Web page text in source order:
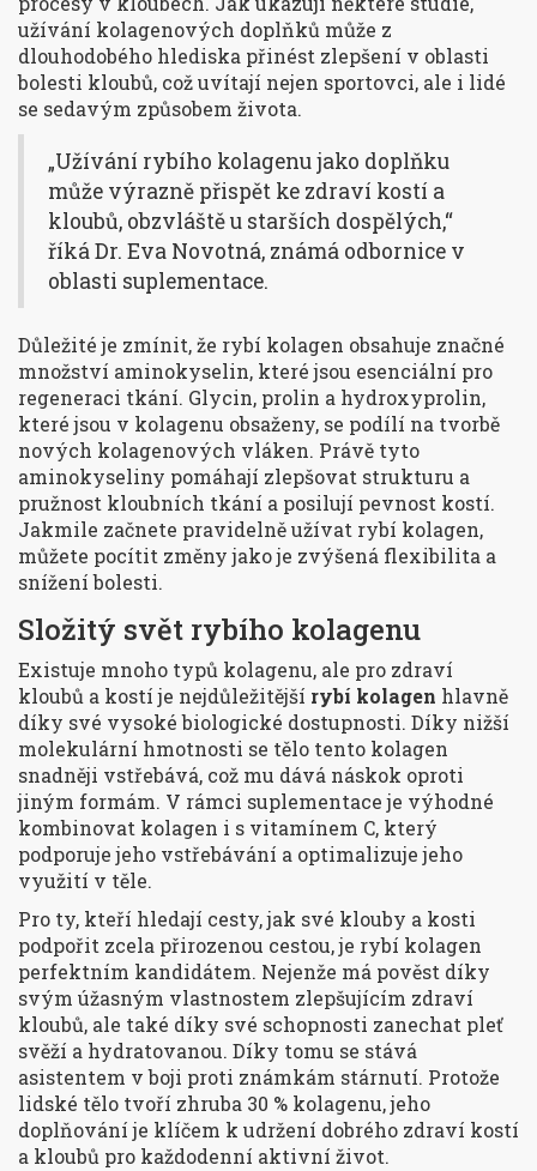
užívání kolagenových doplňků může z
dlouhodobého hlediska přinést zlepšení v oblasti
bolesti kloubů, což uvítají nejen sportovci, ale i lidé
se sedavým způsobem života.
„Užívání rybího kolagenu jako doplňku
může výrazně přispět ke zdraví kostí a
kloubů, obzvláště u starších dospělých,“
říká Dr. Eva Novotná, známá odbornice v
oblasti suplementace.
Důležité je zmínit, že rybí kolagen obsahuje značné
množství aminokyselin, které jsou esenciální pro
regeneraci tkání. Glycin, prolin a hydroxyprolin,
které jsou v kolagenu obsaženy, se podílí na tvorbě
nových kolagenových vláken. Právě tyto
aminokyseliny pomáhají zlepšovat strukturu a
pružnost kloubních tkání a posilují pevnost kostí.
Jakmile začnete pravidelně užívat rybí kolagen,
můžete pocítit změny jako je zvýšená flexibilita a
snížení bolesti.
Složitý svět rybího kolagenu
Existuje mnoho typů kolagenu, ale pro zdraví
kloubů a kostí je nejdůležitější rybí kolagen hlavně
díky své vysoké biologické dostupnosti. Díky nižší
molekulární hmotnosti se tělo tento kolagen
snadněji vstřebává, což mu dává náskok oproti
jiným formám. V rámci suplementace je výhodné
kombinovat kolagen i s vitamínem C, který
podporuje jeho vstřebávání a optimalizuje jeho
využití v těle.
Pro ty, kteří hledají cesty, jak své klouby a kosti
podpořit zcela přirozenou cestou, je rybí kolagen
perfektním kandidátem. Nejenže má pověst díky
svým úžasným vlastnostem zlepšujícím zdraví
kloubů, ale také díky své schopnosti zanechat pleť
svěží a hydratovanou. Díky tomu se stává
asistentem v boji proti známkám stárnutí. Protože
lidské tělo tvoří zhruba 30 % kolagenu, jeho
doplňování je klíčem k udržení dobrého zdraví kostí
a kloubů pro každodenní aktivní život.